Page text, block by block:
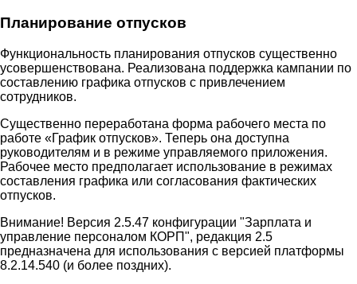
Планирование отпусков
Функциональность планирования отпусков существенно
усовершенствована. Реализована поддержка кампании по
составлению графика отпусков с привлечением
сотрудников.
Существенно переработана форма рабочего места по
работе «График отпусков». Теперь она доступна
руководителям и в режиме управляемого приложения.
Рабочее место предполагает использование в режимах
составления графика или согласования фактических
отпусков.
Внимание! Версия 2.5.47 конфигурации "Зарплата и
управление персоналом КОРП", редакция 2.5
предназначена для использования с версией платформы
8.2.14.540 (и более поздних).